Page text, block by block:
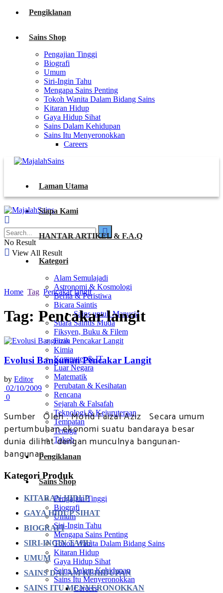
Pengiklanan
Sains Shop
Pengajian Tinggi
Biografi
Umum
Siri-Ingin Tahu
Mengapa Sains Penting
Tokoh Wanita Dalam Bidang Sains
Kitaran Hidup
Gaya Hidup Sihat
Sains Dalam Kehidupan
Sains Itu Menyeronokkan
Careers
Laman Utama
Siapa Kami
HANTAR ARTIKEL & F.A.Q
Kategori
Alam Semulajadi
Astronomi & Kosmologi
Berita & Peristiwa
Bicara Saintis
Sains untuk Manusia
Suara Saintis Muda
Fiksyen, Buku & Filem
Fizik
Kimia
Komputer & IT
Luar Negara
Matematik
Perubatan & Kesihatan
Rencana
Sejarah & Falsafah
Teknologi & Kejuruteraan
Tempatan
Tenaga
Tokoh
Pengiklanan
Sains Shop
Pengajian Tinggi
Biografi
Umum
Siri-Ingin Tahu
Mengapa Sains Penting
Tokoh Wanita Dalam Bidang Sains
Kitaran Hidup
Gaya Hidup Sihat
Sains Dalam Kehidupan
Sains Itu Menyeronokkan
Careers
No Result
View All Result
Home Tag Pencakar langit
Tag: Pencakar langit
Evolusi Bangunan Pencakar Langit
by Editor
02/10/2009
0
Sumber Oleh : Mohd Faizal Aziz Secara umum
pertumbuhan ekonomi suatu bandaraya besar
dunia dilihat dengan munculnya bangunan-
bangunan ...
Kategori Produk
KITARAN HIDUP
GAYA HIDUP SIHAT
BIOGRAFI
SIRI-INGIN TAHU
UMUM
SAINS DALAM KEHIDUPAN
SAINS ITU MENYERONOKKAN